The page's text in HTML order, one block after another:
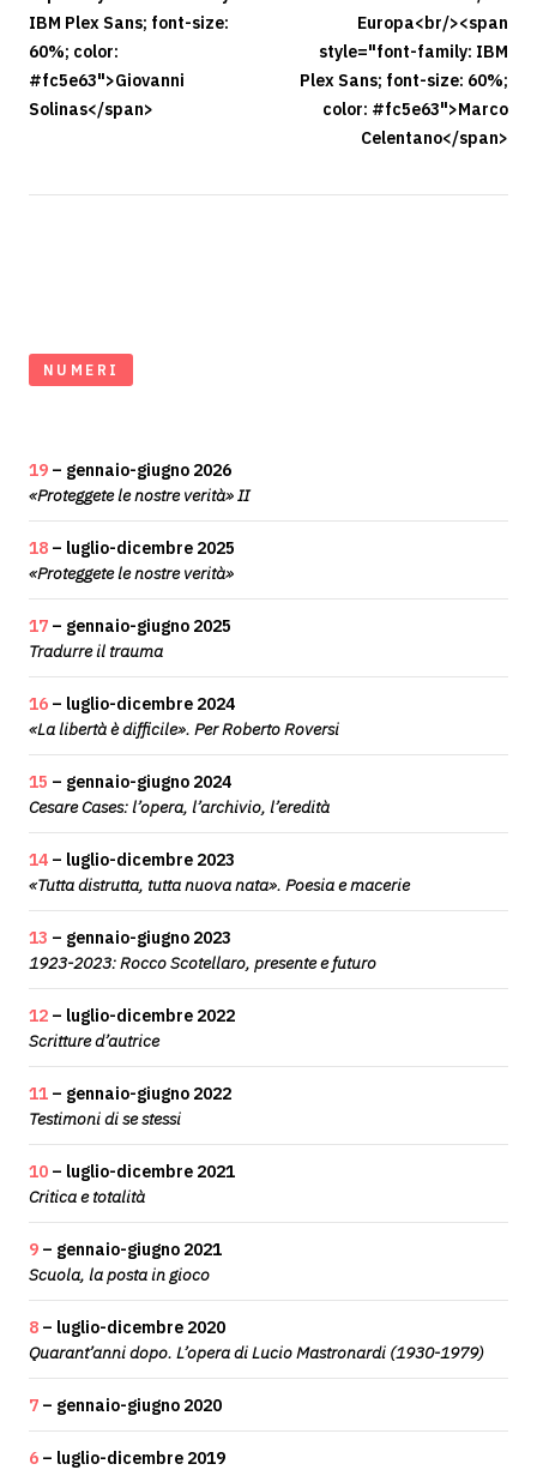
IBM Plex Sans; font-size:
60%; color:
#fc5e63">Giovanni
Solinas</span>
Europa<br/><span
style="font-family: IBM
Plex Sans; font-size: 60%;
color: #fc5e63">Marco
Celentano</span>
NUMERI
19 – gennaio-giugno 2026
«Proteggete le nostre verità» II
18 – luglio-dicembre 2025
«Proteggete le nostre verità»
17 – gennaio-giugno 2025
Tradurre il trauma
16 – luglio-dicembre 2024
«La libertà è difficile». Per Roberto Roversi
15 – gennaio-giugno 2024
Cesare Cases: l’opera, l’archivio, l’eredità
14 – luglio-dicembre 2023
«Tutta distrutta, tutta nuova nata». Poesia e macerie
13 – gennaio-giugno 2023
1923-2023: Rocco Scotellaro, presente e futuro
12 – luglio-dicembre 2022
Scritture d’autrice
11 – gennaio-giugno 2022
Testimoni di se stessi
10 – luglio-dicembre 2021
Critica e totalità
9 – gennaio-giugno 2021
Scuola, la posta in gioco
8 – luglio-dicembre 2020
Quarant’anni dopo. L’opera di Lucio Mastronardi (1930-1979)
7 – gennaio-giugno 2020
6 – luglio-dicembre 2019